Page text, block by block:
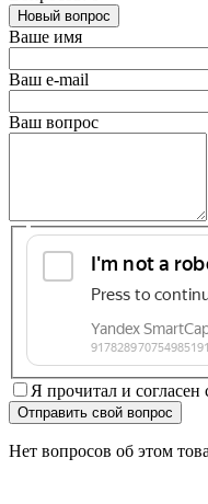
Новый вопрос
Ваше имя
Ваш e-mail
Ваш вопрос
Я прочитал и согласен
Отправить свой вопрос
Нет вопросов об этом